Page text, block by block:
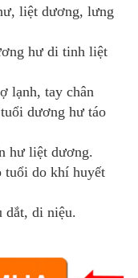
liệt dương, lưng
hư di tinh liệt
lạnh, tay chân
dương hư táo
hư liệt dương.
tuổi do khí huyết
dắt, di niệu.